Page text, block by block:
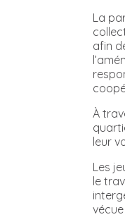
La
afin
À
leur
Les
le